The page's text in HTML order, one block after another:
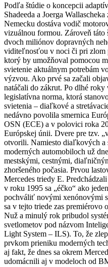
Podľa štúdie o koncepcii
Shadeeda a Joerga
Nemecku dostáva vodič
vizuálnou formou. Zároveň táto
dvoch miliónov dopravných
viditeľnosťou v noci či pri zlom
ktorý by umožňoval pomocou
svietenie aktuálnym potrebám
výzvou. Ako prvé sa začali
natáčali do zákrut. Po dlhé
legislatívna norma, ktorá
svietenia – diaľkové a
nedávno povolila smernica
OSN (ECE) a v polovici roka
Európskej únii. Dvere pre tzv.
otvorili. Namiesto diaľkových a
moderných automobiloch už
mestskými, cestnými,
zhoršeného počasia. Prvou
Mercedes triedy E.
v roku 1995 sa „éčko“ ako
pochváliť novými xenónovými
sa v tejto triede zas premiérovo
Nuž a minulý rok pribudol
svetlometov pod názvom
Light System – ILS). To, že
prvkom prieniku moderných
aj fakt, že dnes sa okrem
udomácnili aj v modeloch od